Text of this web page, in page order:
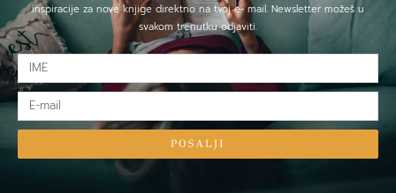
inspiracije za nove knjige direktno na tvoj e- mail. Newsletter možeš u
svakom trenutku odjaviti.
IME
E-
mail
POSALJI